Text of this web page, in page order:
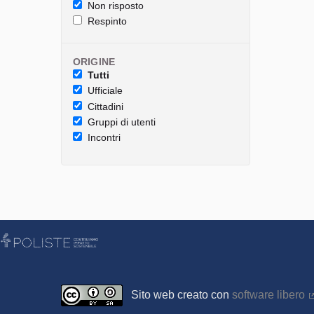
Non risposto
Respinto
ORIGINE
Tutti
Ufficiale
Cittadini
Gruppi di utenti
Incontri
Sito web creato con software libero